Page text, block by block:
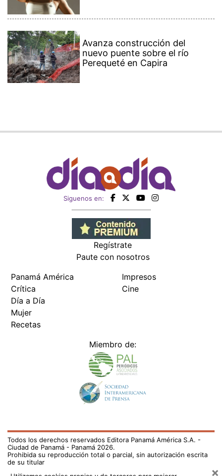
Avanza construcción del
nuevo puente sobre el río
Perequeté en Capira
Siguenos en:
Regístrate
Paute con nosotros
Panamá América
Crítica
Día a Día
Mujer
Recetas
Impresos
Cine
Miembro de:
Todos los derechos reservados Editora Panamá América S.A. -
Ciudad de Panamá - Panamá 2026.
Prohibida su reproducción total o parcial, sin autorización escrita
de su titular
×